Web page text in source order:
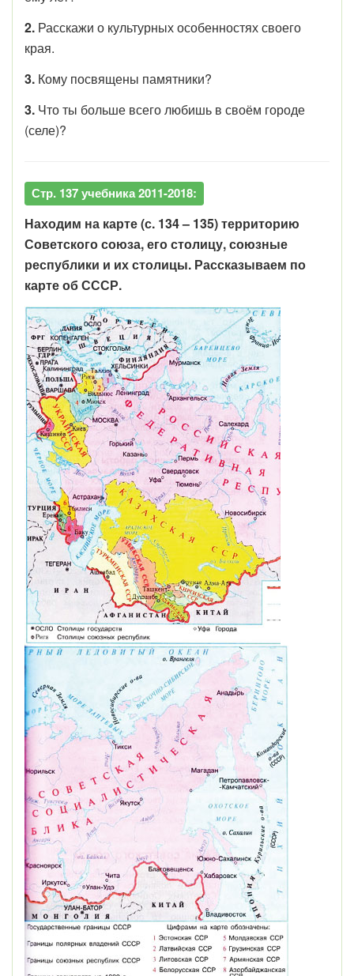
2. Расскажи о культурных особенностях своего
края.
3. Кому посвящены памятники?
3. Что ты больше всего любишь в своём городе
(селе)?
Стр. 137 учебника 2011-2018:
Находим на карте (с. 134 – 135) территорию
Советского союза, его столицу, союзные
республики и их столицы. Рассказываем по
карте об СССР.